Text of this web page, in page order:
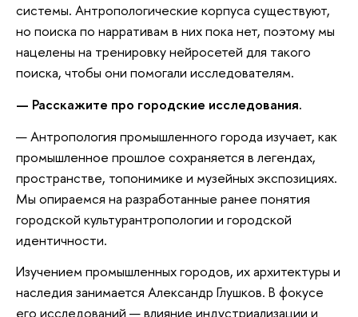
системы. Антропологические корпуса существуют,
но поиска по нарративам в них пока нет, поэтому мы
нацелены на тренировку нейросетей для такого
поиска, чтобы они помогали исследователям.
— Расскажите про городские исследования.
— Антропология промышленного города изучает, как
промышленное прошлое сохраняется в легендах,
пространстве, топонимике и музейных экспозициях.
Мы опираемся на разработанные ранее понятия
городской культурантропологии и городской
идентичности.
Изучением промышленных городов, их архитектуры и
наследия занимается Александр Глушков. В фокусе
его исследований — влияние индустриализации и